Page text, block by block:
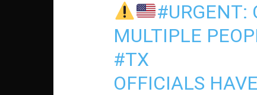
#URGENT:
MULTIPLE
#TX
OFFICIALS